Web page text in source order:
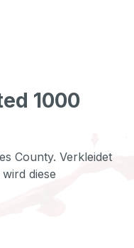
1000
County. Verkleidet
diese